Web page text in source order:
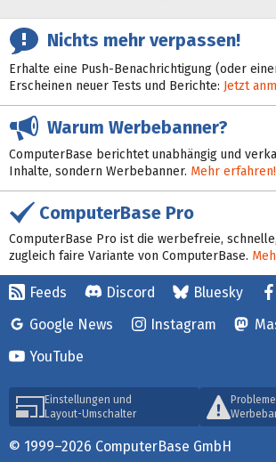
Nichts mehr verpassen!
Erhalte eine Push-Benachrichtigung (oder
Erscheinen neuer Tests und Berichte: Jetzt
Warum Werbebanner?
ComputerBase berichtet unabhängig und
Inhalte, sondern Werbebanner. Mehr erfahren!
ComputerBase Pro
ComputerBase Pro ist die werbefreie,
zugleich faire Variante von ComputerBase.
Feeds Discord Bluesky
Google News
Instagram
YouTube
Einstellungen und
Layout-Umschalter
© 1999–2026 ComputerBase GmbH